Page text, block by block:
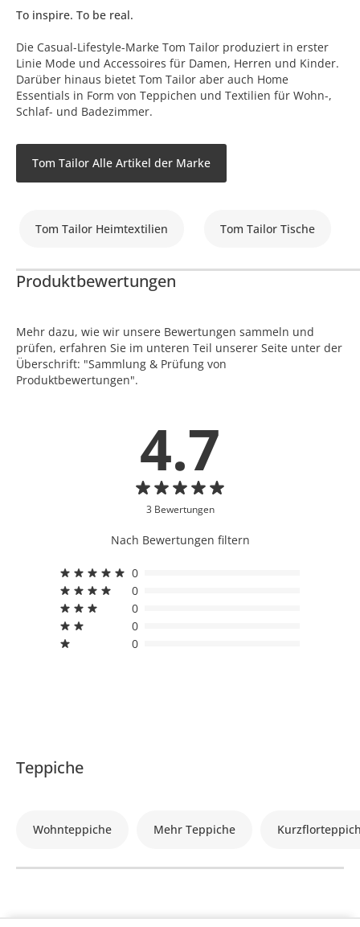
To inspire. To be real.
Die Casual-Lifestyle-Marke Tom Tailor produziert in erster
Linie Mode und Accessoires für Damen, Herren und Kinder.
Darüber hinaus bietet Tom Tailor aber auch Home
Essentials in Form von Teppichen und Textilien für Wohn-,
Schlaf- und Badezimmer.
Tom Tailor Alle Artikel der Marke
Tom Tailor Heimtextilien Tom Tailor Tische
Produktbewertungen
Mehr dazu, wie wir unsere Bewertungen sammeln und
prüfen, erfahren Sie im unteren Teil unserer Seite unter der
Überschrift: "Sammlung & Prüfung von
Produktbewertungen".
4.7
3 Bewertungen
Nach Bewertungen filtern
0
0
0
0
0
Teppiche
Wohnteppiche Mehr Teppiche